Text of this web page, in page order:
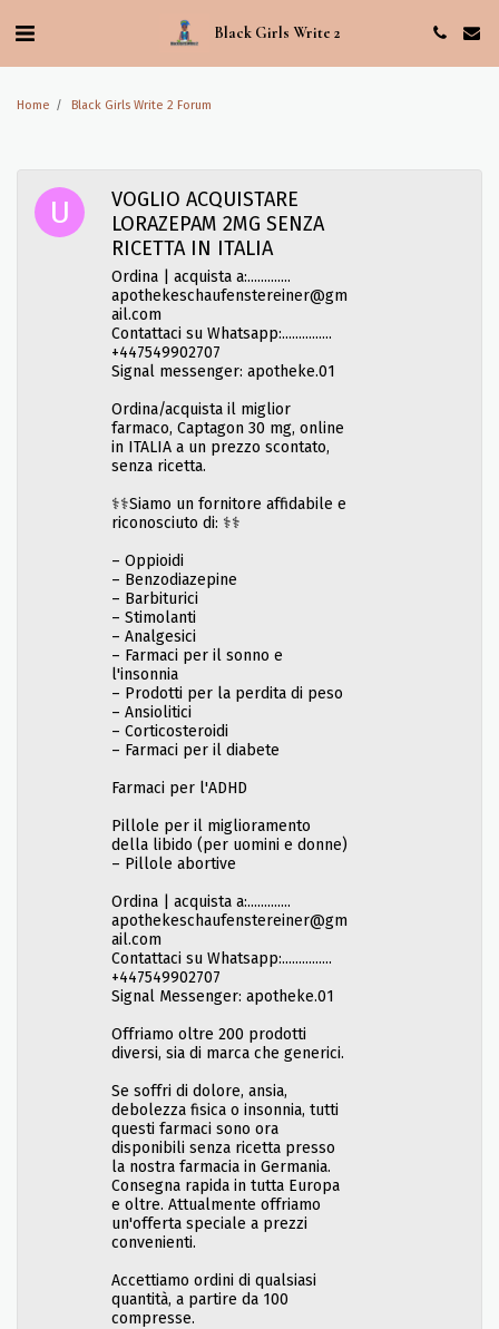
Black Girls Write 2
Home Black Girls Write 2 Forum
VOGLIO ACQUISTARE
LORAZEPAM 2MG SENZA
RICETTA IN ITALIA
Ordina | acquista a:.............
apothekeschaufenstereiner@gm
ail.com
Contattaci su Whatsapp:...............
+447549902707
Signal messenger: apotheke.01
Ordina/acquista il miglior
farmaco, Captagon 30 mg, online
in ITALIA a un prezzo scontato,
senza ricetta.
⚕️⚕️Siamo un fornitore affidabile e
riconosciuto di: ⚕️⚕️
– Oppioidi
– Benzodiazepine
– Barbiturici
– Stimolanti
– Analgesici
– Farmaci per il sonno e
l'insonnia
– Prodotti per la perdita di peso
– Ansiolitici
– Corticosteroidi
– Farmaci per il diabete
Farmaci per l'ADHD
Pillole per il miglioramento
della libido (per uomini e donne)
– Pillole abortive
Ordina | acquista a:.............
apothekeschaufenstereiner@gm
ail.com
Contattaci su Whatsapp:...............
+447549902707
Signal Messenger: apotheke.01
Offriamo oltre 200 prodotti
diversi, sia di marca che generici.
Se soffri di dolore, ansia,
debolezza fisica o insonnia, tutti
questi farmaci sono ora
disponibili senza ricetta presso
la nostra farmacia in Germania.
Consegna rapida in tutta Europa
e oltre. Attualmente offriamo
un'offerta speciale a prezzi
convenienti.
Accettiamo ordini di qualsiasi
quantità, a partire da 100
compresse.